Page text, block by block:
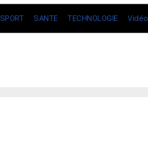
SPORT SANTE TECHNOLOGIE